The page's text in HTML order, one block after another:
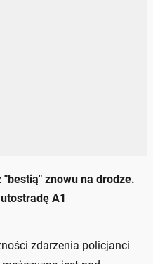
"bestią" znowu na drodze.
A1
zdarzenia policjanci